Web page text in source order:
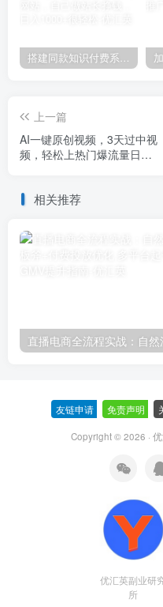
搭建同款知识付费系统网站，自己做站长挣钱，日入1000+很轻松
上一篇
AI一键原创视频，3天过中视
频，轻松上热门爆流量日入
相关推荐
友链申请 免责声明
Copyright © 2026 ·
优汇英副业研
所